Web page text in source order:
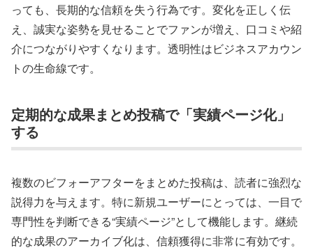
っても、長期的な信頼を失う行為です。変化を正しく伝
え、誠実な姿勢を見せることでファンが増え、口コミや紹
介につながりやすくなります。透明性はビジネスアカウン
トの生命線です。
定期的な成果まとめ投稿で「実績ページ化」
する
複数のビフォーアフターをまとめた投稿は、読者に強烈な
説得力を与えます。特に新規ユーザーにとっては、一目で
専門性を判断できる“実績ページ”として機能します。継続
的な成果のアーカイブ化は、信頼獲得に非常に有効です。